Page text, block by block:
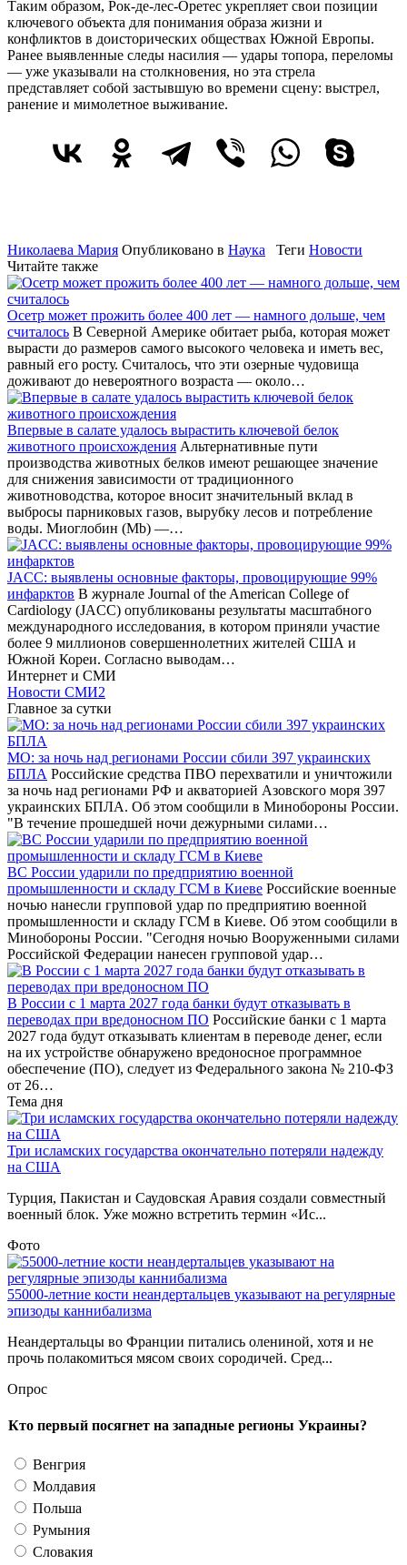
Таким образом, Рок-де-лес-Оретес укрепляет свои позиции
ключевого объекта для понимания образа жизни и
конфликтов в доисторических обществах Южной Европы.
Ранее выявленные следы насилия — удары топора, переломы
— уже указывали на столкновения, но эта стрела
представляет собой застывшую во времени сцену: выстрел,
ранение и мимолетное выживание.
Николаева Мария Опубликовано в Наука Теги Новости
Читайте также
Осетр может прожить более 400 лет — намного дольше, чем
считалось В Северной Америке обитает рыба, которая может
вырасти до размеров самого высокого человека и иметь вес,
равный его росту. Считалось, что эти озерные чудовища
доживают до невероятного возраста — около…
Впервые в салате удалось вырастить ключевой белок
животного происхождения Альтернативные пути
производства животных белков имеют решающее значение
для снижения зависимости от традиционного
животноводства, которое вносит значительный вклад в
выбросы парниковых газов, вырубку лесов и потребление
воды. Миоглобин (Mb) —…
JACC: выявлены основные факторы, провоцирующие 99%
инфарктов В журнале Journal of the American College of
Cardiology (JACC) опубликованы результаты масштабного
международного исследования, в котором приняли участие
более 9 миллионов совершеннолетних жителей США и
Южной Кореи. Согласно выводам…
Интернет и СМИ
Новости СМИ2
Главное за сутки
МО: за ночь над регионами России сбили 397 украинских
БПЛА Российские средства ПВО перехватили и уничтожили
за ночь над регионами РФ и акваторией Азовского моря 397
украинских БПЛА. Об этом сообщили в Минобороны России.
"В течение прошедшей ночи дежурными силами…
ВС России ударили по предприятию военной
промышленности и складу ГСМ в Киеве Российские военные
ночью нанесли групповой удар по предприятию военной
промышленности и складу ГСМ в Киеве. Об этом сообщили в
Минобороны России. "Сегодня ночью Вооруженными силами
Российской Федерации нанесен групповой удар…
В России с 1 марта 2027 года банки будут отказывать в
переводах при вредоносном ПО Российские банки с 1 марта
2027 года будут отказывать клиентам в переводе денег, если
на их устройстве обнаружено вредоносное программное
обеспечение (ПО), следует из Федерального закона № 210-ФЗ
от 26…
Тема дня
Три исламских государства окончательно потеряли надежду
на США
Турция, Пакистан и Саудовская Аравия создали совместный
военный блок. Уже можно встретить термин «Ис...
Фото
55000-летние кости неандертальцев указывают на регулярные
эпизоды каннибализма
Неандертальцы во Франции питались олениной, хотя и не
прочь полакомиться мясом своих сородичей. Сред...
Опрос
Кто первый посягнет на западные регионы Украины?
Венгрия
Молдавия
Польша
Румыния
Словакия